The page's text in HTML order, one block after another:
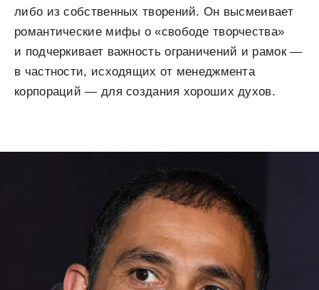
либо из собственных творений. Он высмеивает
романтические мифы о «свободе творчества»
и подчеркивает важность ограничений и рамок —
в частности, исходящих от менеджмента
корпораций — для создания хороших духов.